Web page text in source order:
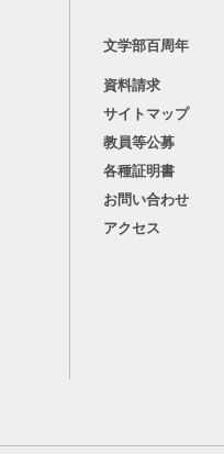
文学部百周年
資料請求
サイトマップ
教員等公募
各種証明書
お問い合わせ
アクセス